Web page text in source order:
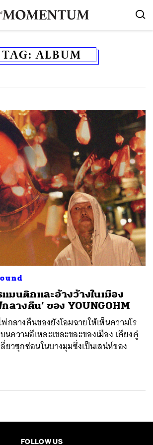
TAG:ALBUM
แมนติกและอ้างว้างในเมือง
ลางคืน’ ของ YOUNGOHM
กลางคืนของยังโอมฉายให้เห็นความโร
ความอีเหละเขละขละของเมือง เคียงคู่
ยวซุกซ่อนในบางมุมซึ่งเป็นเสน่ห์ของ
FOLLOW US
TWEET LINE EMAIL